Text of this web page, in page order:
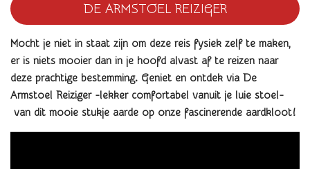
DE ARMSTOEL REIZIGER
Mocht je niet in staat zijn om deze reis fysiek zelf te maken,
er is niets mooier dan in je hoofd alvast af te reizen naar
deze prachtige bestemming. Geniet en ontdek via De
Armstoel Reiziger -lekker comfortabel vanuit je luie stoel-
van dit mooie stukje aarde op onze fascinerende aardkloot!